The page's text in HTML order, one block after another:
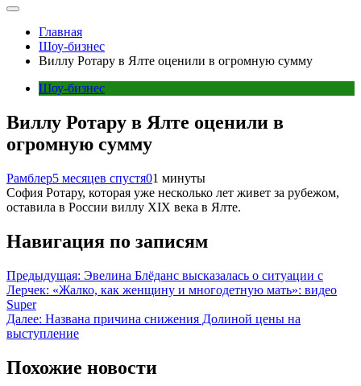
Главная
Шоу-бизнес
Виллу Ротару в Ялте оценили в огромную сумму
Шоу-бизнес
Виллу Ротару в Ялте оценили в
огромную сумму
Рамблер5 месяцев спустя01 минуты
София Ротару, которая уже несколько лет живет за рубежом,
оставила в России виллу XIX века в Ялте.
Навигация по записям
Предыдущая: Эвелина Блёданс высказалась о ситуации с
Лерчек: «Жалко, как женщину и многодетную мать»: видео
Super
Далее: Названа причина снижения Долиной цены на
выступление
Похожие новости